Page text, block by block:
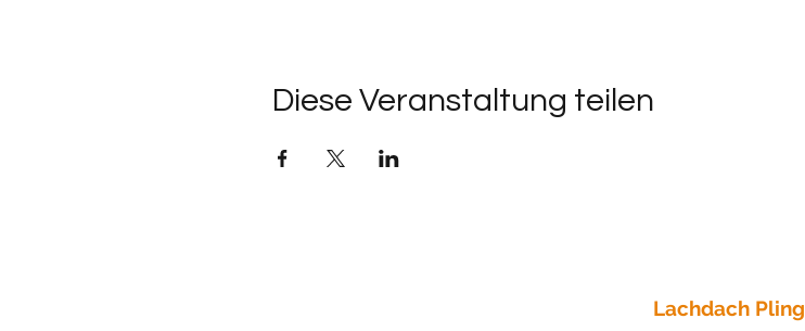
Diese Veranstaltung teilen
Lachdach Pling